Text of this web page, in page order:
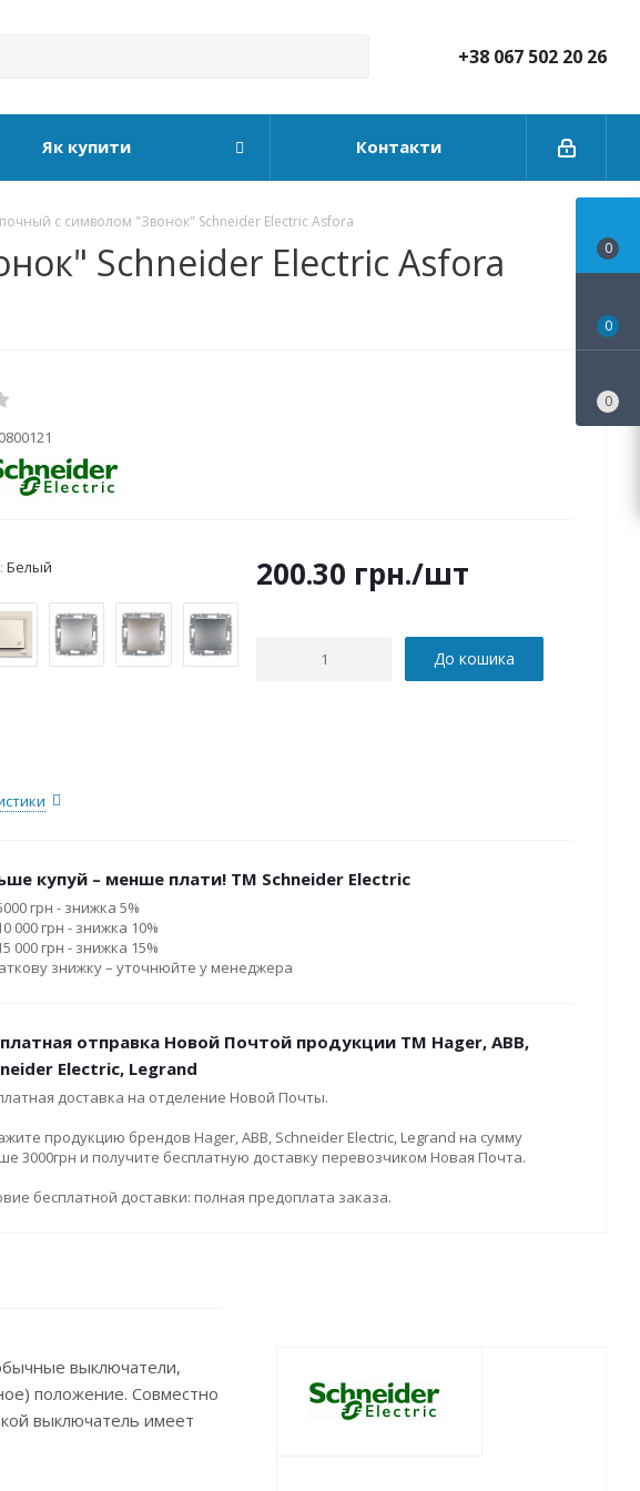
+38 067 502 20 26
Як купити Контакти
с символом "Звонок" Schneider Electric Asfora
Schneider Electric Asfora
Белый 200.30 грн./шт
До кошика
купуй – менше плати! ТМ Schneider Electric
грн - знижка 5%
000 грн - знижка 10%
000 грн - знижка 15%
знижку – уточнюйте у менеджера
отправка Новой Почтой продукции ТМ Hager, ABB,
Electric, Legrand
доставка на отделение Новой Почты.
продукцию брендов Hager, ABB, Schneider Electric, Legrand на сумму
3000грн и получите бесплатную доставку перевозчиком Новая Почта.
бесплатной доставки: полная предоплата заказа.
выключатели,
положение. Совместно
выключатель имеет
0
0
0